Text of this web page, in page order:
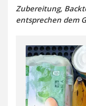
Zubereitung,
entsprechen dem